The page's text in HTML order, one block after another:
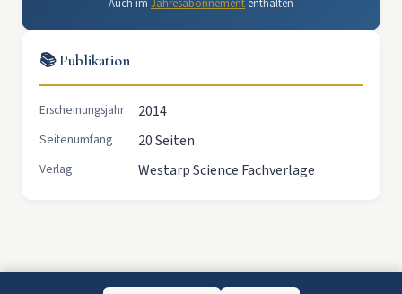
Auch im Jahresabonnement enthalten
📚 Publikation
Erscheinungsjahr 2014
Seitenumfang 20 Seiten
Verlag Westarp Science Fachverlage